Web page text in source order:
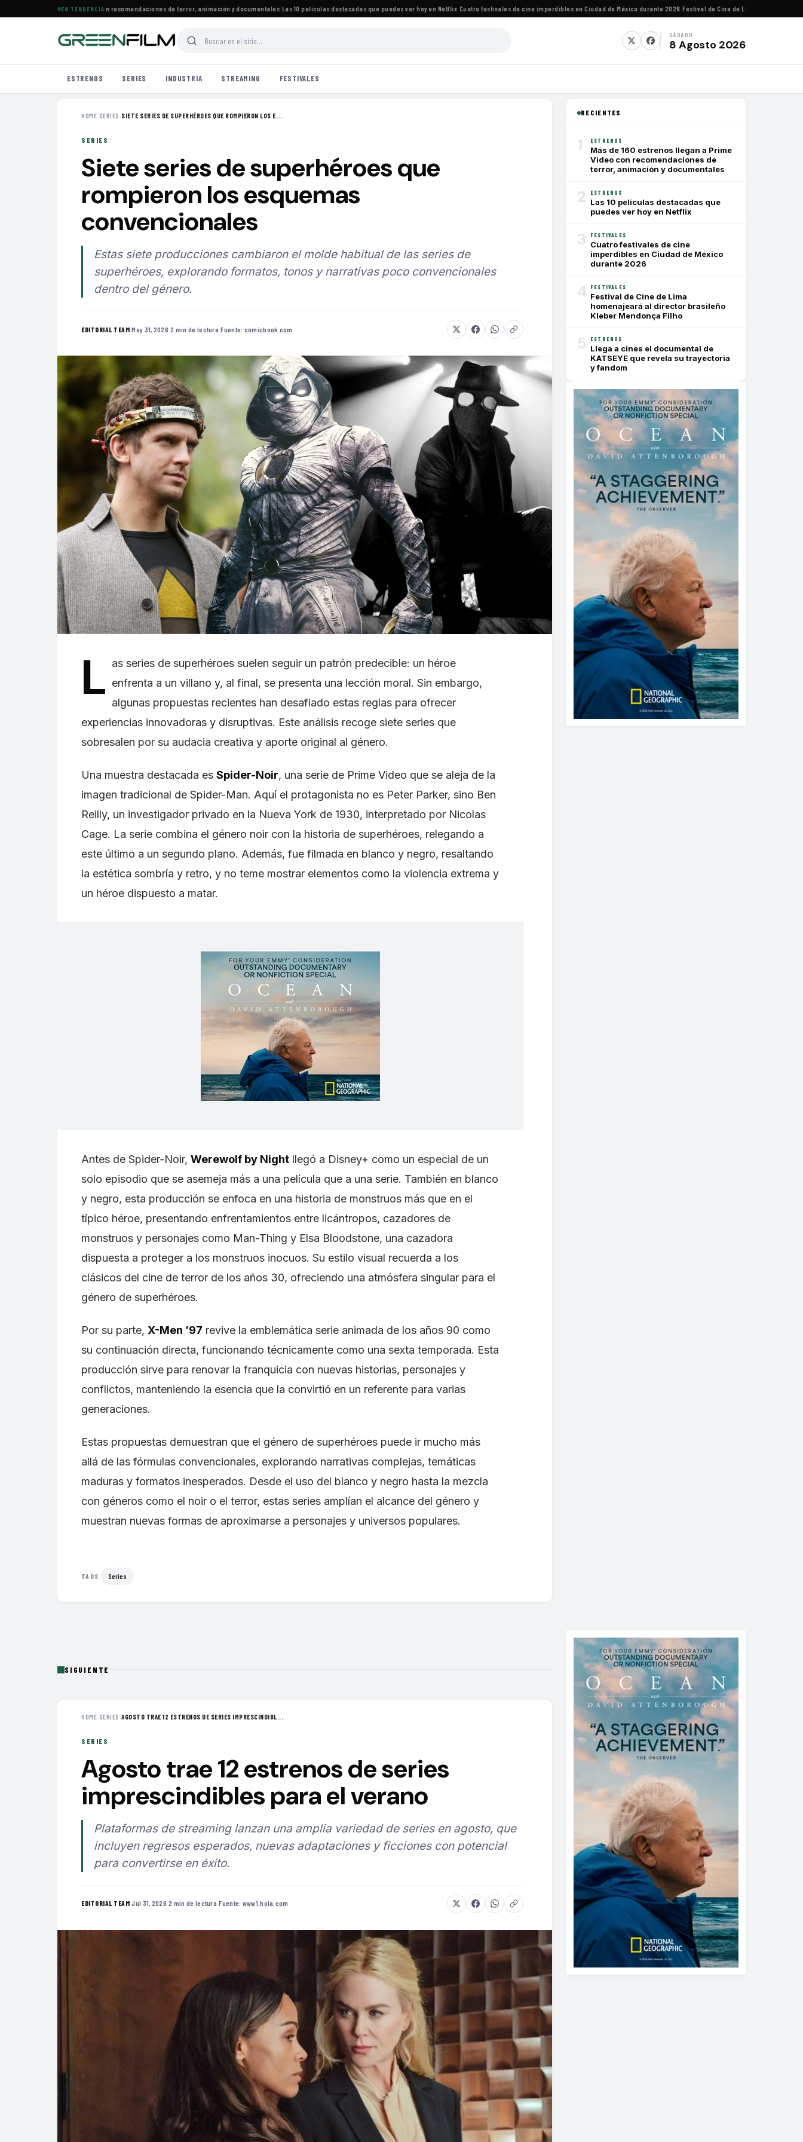
EN TENDENCIA
llegan a Prime Video con recomendaciones de terror, animación y documentales·Las 10 películas destacadas que puedes ver hoy en Netflix·Cuatro festivales de cine imperdibles en Ciudad de México durante 2026·Festival de Cine de Lima homenajeará al
SÁBADO
8 Agosto 2026
ESTRENOS SERIES INDUSTRIA STREAMING FESTIVALES
HOME› SERIES ›SIETE SERIES DE SUPERHÉROES QUE ROMPIERON LOS E...
SERIES
Siete series de superhéroes que
rompieron los esquemas
convencionales
Estas siete producciones cambiaron el molde habitual de las series de
superhéroes, explorando formatos, tonos y narrativas poco convencionales
dentro del género.
EDITORIAL TEAM·May 31, 2026·2 min de lectura·Fuente: comicbook.com
L as series de superhéroes suelen seguir un patrón predecible: un héroe
enfrenta a un villano y, al final, se presenta una lección moral. Sin embargo,
algunas propuestas recientes han desafiado estas reglas para ofrecer
experiencias innovadoras y disruptivas. Este análisis recoge siete series que
sobresalen por su audacia creativa y aporte original al género.
Una muestra destacada es Spider-Noir, una serie de Prime Video que se aleja de la
imagen tradicional de Spider-Man. Aquí el protagonista no es Peter Parker, sino Ben
Reilly, un investigador privado en la Nueva York de 1930, interpretado por Nicolas
Cage. La serie combina el género noir con la historia de superhéroes, relegando a
este último a un segundo plano. Además, fue filmada en blanco y negro, resaltando
la estética sombría y retro, y no teme mostrar elementos como la violencia extrema y
un héroe dispuesto a matar.
Antes de Spider-Noir, Werewolf by Night llegó a Disney+ como un especial de un
solo episodio que se asemeja más a una película que a una serie. También en blanco
y negro, esta producción se enfoca en una historia de monstruos más que en el
típico héroe, presentando enfrentamientos entre licántropos, cazadores de
monstruos y personajes como Man-Thing y Elsa Bloodstone, una cazadora
dispuesta a proteger a los monstruos inocuos. Su estilo visual recuerda a los
clásicos del cine de terror de los años 30, ofreciendo una atmósfera singular para el
género de superhéroes.
Por su parte, X-Men ’97 revive la emblemática serie animada de los años 90 como
su continuación directa, funcionando técnicamente como una sexta temporada. Esta
producción sirve para renovar la franquicia con nuevas historias, personajes y
conflictos, manteniendo la esencia que la convirtió en un referente para varias
generaciones.
Estas propuestas demuestran que el género de superhéroes puede ir mucho más
allá de las fórmulas convencionales, explorando narrativas complejas, temáticas
maduras y formatos inesperados. Desde el uso del blanco y negro hasta la mezcla
con géneros como el noir o el terror, estas series amplían el alcance del género y
muestran nuevas formas de aproximarse a personajes y universos populares.
TAGS Series
RECIENTES
1 ESTRENOS
Más de 160 estrenos llegan a Prime
Video con recomendaciones de
terror, animación y documentales
2 ESTRENOS
Las 10 películas destacadas que
puedes ver hoy en Netflix
3 FESTIVALES
Cuatro festivales de cine
imperdibles en Ciudad de México
durante 2026
4 FESTIVALES
Festival de Cine de Lima
homenajeará al director brasileño
Kleber Mendonça Filho
5 ESTRENOS
Llega a cines el documental de
KATSEYE que revela su trayectoria
y fandom
SIGUIENTE
HOME› SERIES ›AGOSTO TRAE 12 ESTRENOS DE SERIES IMPRESCINDIBL...
SERIES
Agosto trae 12 estrenos de series
imprescindibles para el verano
Plataformas de streaming lanzan una amplia variedad de series en agosto, que
incluyen regresos esperados, nuevas adaptaciones y ficciones con potencial
para convertirse en éxito.
EDITORIAL TEAM·Jul 31, 2026·2 min de lectura·Fuente: www1.hola.com